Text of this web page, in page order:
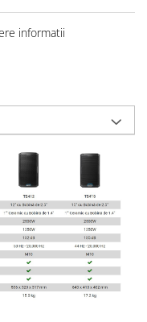
informatii